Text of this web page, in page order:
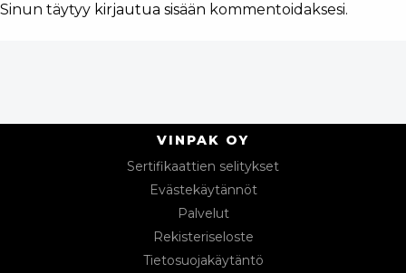
Sinun täytyy kirjautua sisään kommentoidaksesi.
VINPAK OY
Sertifikaattien selitykset
Evästekäytännöt
Palvelut
Rekisteriseloste
Tietosuojakäytäntö